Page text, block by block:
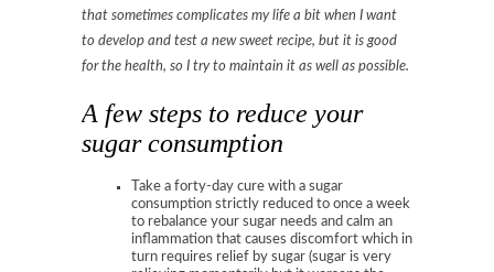
that sometimes complicates my life a bit when I want
to develop and test a new sweet recipe, but it is good
for the health, so I try to maintain it as well as possible.
A few steps to reduce your
sugar consumption
Take a forty-day cure with a sugar
consumption strictly reduced to once a week
to rebalance your sugar needs and calm an
inflammation that causes discomfort which in
turn requires relief by sugar (sugar is very